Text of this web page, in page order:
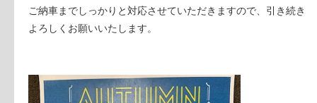
ご納車までしっかりと対応させていただきますので、引き続き
よろしくお願いいたします。